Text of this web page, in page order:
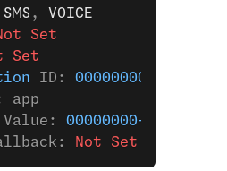
SMS ,
VOICE
Set
Set
ID: 00000000-0000-
app
Value: 00000000-0000-
Not Set